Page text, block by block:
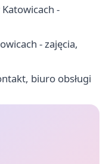
Katowicach -
- zajęcia,
biuro obsługi